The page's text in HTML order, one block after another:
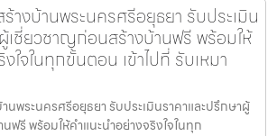
างบ้านพระนครศรีอยุธยา รับประเมิน
เชี่ยวชาญก่อนสร้างบ้านฟรี พร้อมให้
ใจในทุกขั้นตอน เข้าไปที่ รับเหมา
นพระนครศรีอยุธยา รับประเมินราคาและปรึกษาผู้
ฟรี พร้อมให้คำแนะนำอย่างจริงใจในทุก